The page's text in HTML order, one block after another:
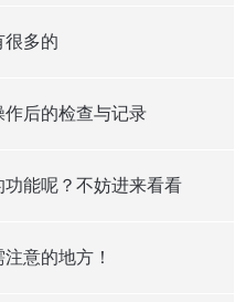
很多的
后的检查与记录
能呢？不妨进来看看
意的地方！